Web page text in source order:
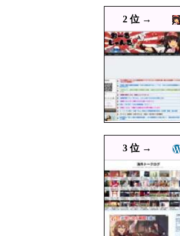
08/07 19:00
08/07 19:00
08/07 19:00 JPG
08/07 18:51 JPG
08/07 18:31
08/07 18:29 JPG
08/07 18:09
08/07 18:09
08/07 18:08 PNG
08/07 18:07 PNG
08/07 18:05 JPG
2 位 →
3 位 →